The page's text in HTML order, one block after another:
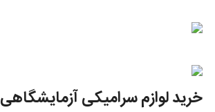
خرید لوازم سرامیکی آزمایشگاهی